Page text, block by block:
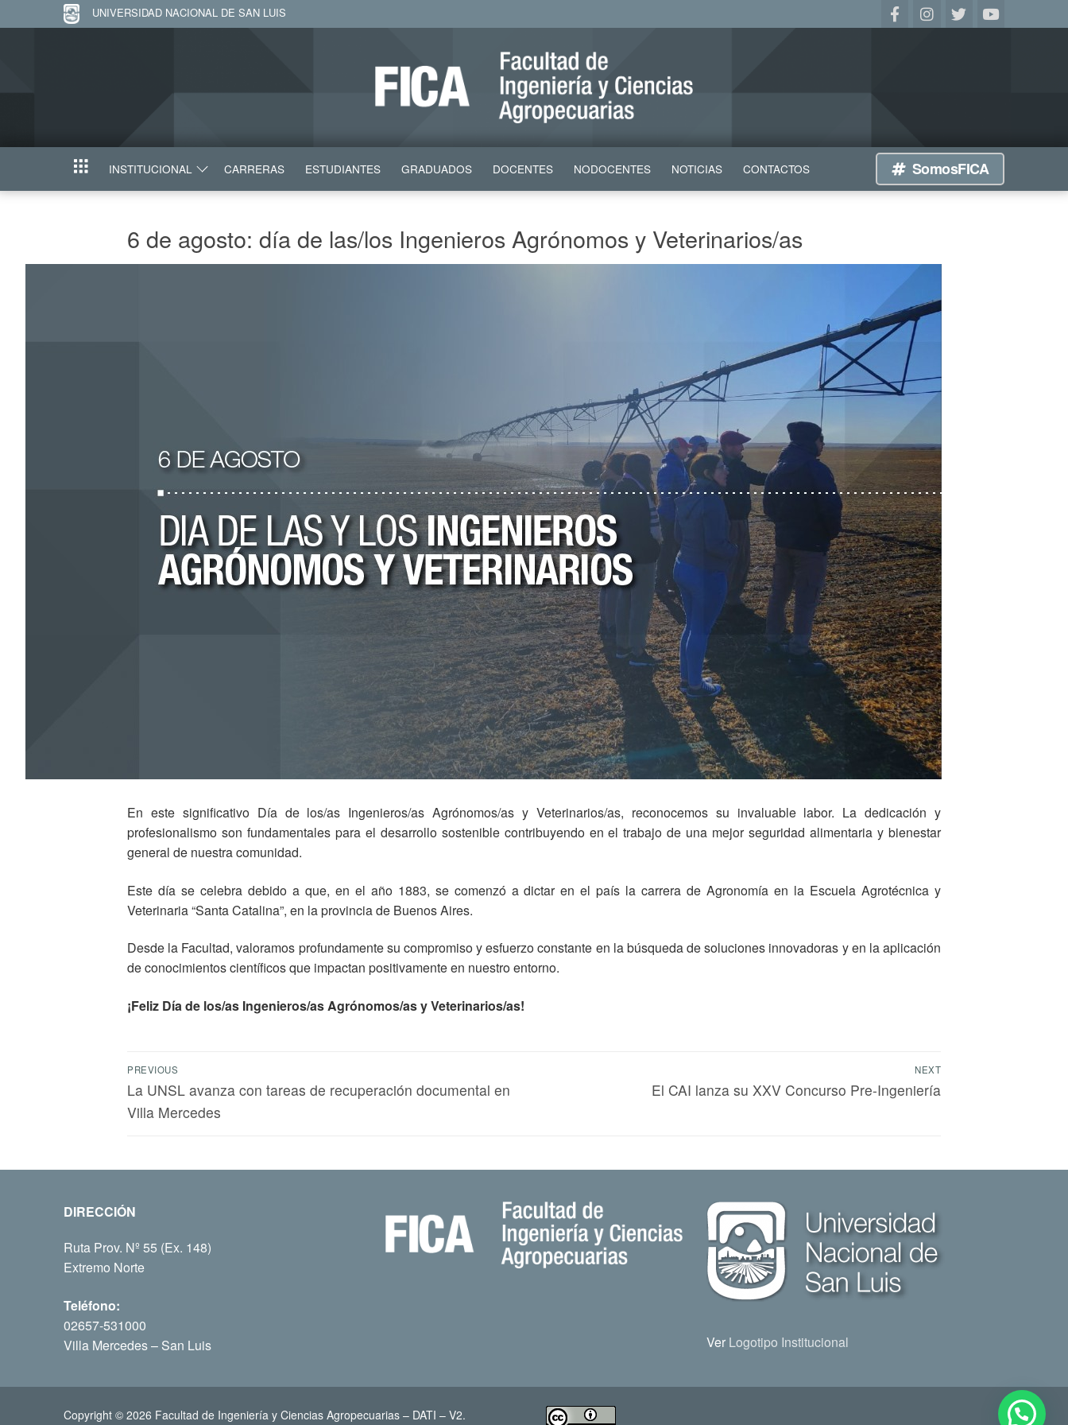
UNIVERSIDAD NACIONAL DE SAN LUIS
INICIO INSTITUCIONAL CARRERAS ESTUDIANTES GRADUADOS DOCENTES NODOCENTES NOTICIAS CONTACTOS SomosFICA
6 de agosto: día de las/los Ingenieros Agrónomos y Veterinarios/as
En este significativo Día de los/as Ingenieros/as Agrónomos/as y Veterinarios/as, reconocemos su invaluable labor. La dedicación y
profesionalismo son fundamentales para el desarrollo sostenible contribuyendo en el trabajo de una mejor seguridad alimentaria y bienestar
general de nuestra comunidad.
Este día se celebra debido a que, en el año 1883, se comenzó a dictar en el país la carrera de Agronomía en la Escuela Agrotécnica y
Veterinaria “Santa Catalina”, en la provincia de Buenos Aires.
Desde la Facultad, valoramos profundamente su compromiso y esfuerzo constante en la búsqueda de soluciones innovadoras y en la aplicación
de conocimientos científicos que impactan positivamente en nuestro entorno.
¡Feliz Día de los/as Ingenieros/as Agrónomos/as y Veterinarios/as!
PREVIOUS
La UNSL avanza con tareas de recuperación documental en
Villa Mercedes
NEXT
El CAI lanza su XXV Concurso Pre-Ingeniería
DIRECCIÓN
Ruta Prov. Nº 55 (Ex. 148)
Extremo Norte
Teléfono:
02657-531000
Villa Mercedes – San Luis
Ver Logotipo Institucional
Copyright © 2026 Facultad de Ingeniería y Ciencias Agropecuarias – DATI – V2.